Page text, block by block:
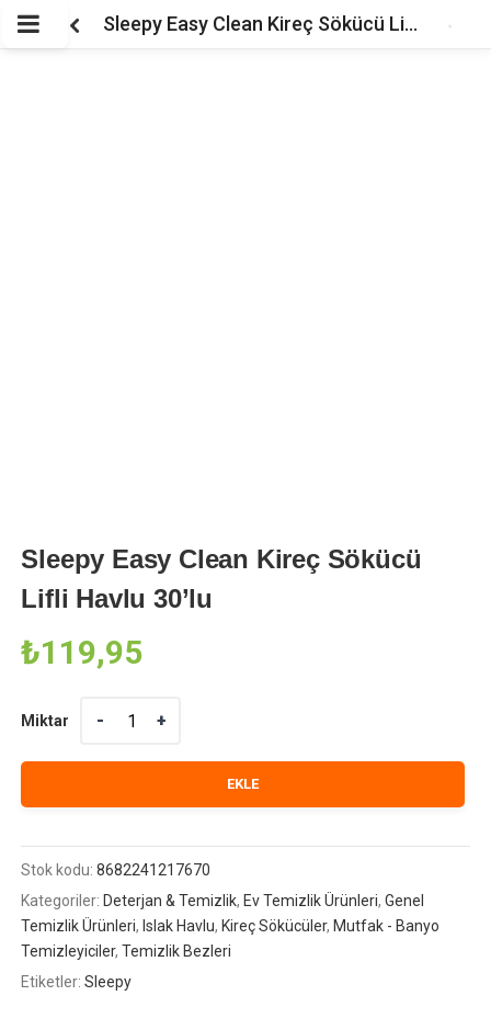
Sleepy Easy Clean Kireç Sökücü Lifli Havlu 30’lu
Sleepy Easy Clean Kireç Sökücü
Lifli Havlu 30’lu
₺119,95
Miktar
EKLE
Stok kodu:8682241217670
Kategoriler: Deterjan & Temizlik, Ev Temizlik Ürünleri,Genel
Temizlik Ürünleri, Islak Havlu, Kireç Sökücüler, Mutfak - Banyo
Temizleyiciler,Temizlik Bezleri
Etiketler:Sleepy